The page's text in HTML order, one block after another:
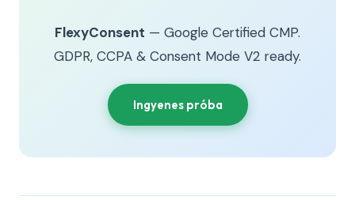
FlexyConsent — Google Certified CMP.
GDPR, CCPA & Consent Mode V2 ready.
Ingyenes próba